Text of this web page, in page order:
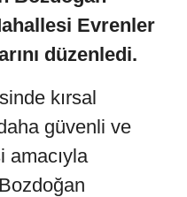
Evrenler
düzenledi.
kırsal
güvenli ve
amacıyla